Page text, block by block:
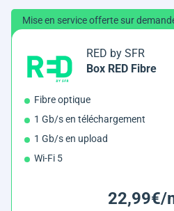
Mise en service offerte sur
RED by SFR
Box RED Fibre
Fibre optique
1 Gb/s en téléchargement
1 Gb/s en upload
Wi-Fi 5
22,99€/